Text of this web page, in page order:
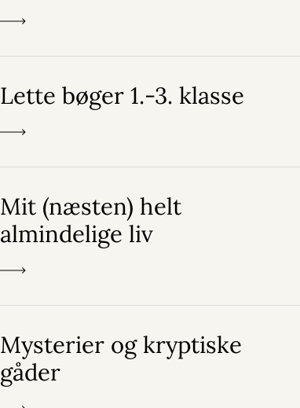
Lette bøger 1.-3. klasse
Mit (næsten) helt
almindelige liv
Mysterier og kryptiske
gåder